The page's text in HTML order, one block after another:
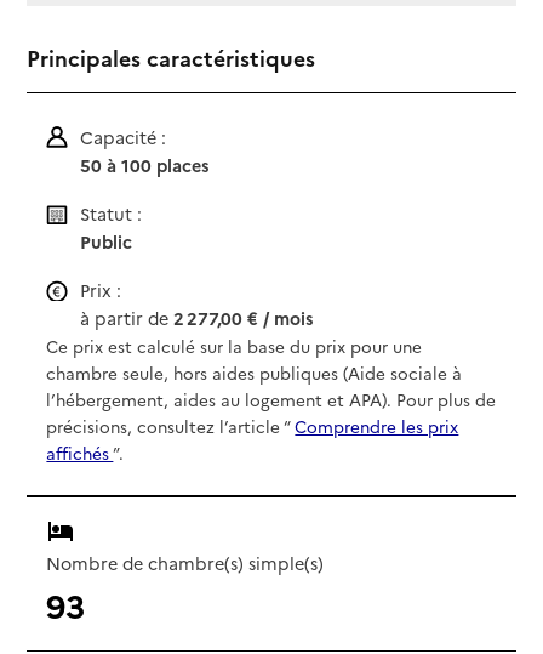
Principales caractéristiques
Capacité :
50 à 100 places
Statut :
Public
Prix :
à partir de2 277,00 € / mois
Ce prix est calculé sur la base du prix pour une
chambre seule, hors aides publiques (Aide sociale à
l’hébergement, aides au logement et APA). Pour plus de
précisions, consultez l’article “Comprendre les prix
affichés”.
Nombre de chambre(s) simple(s)
93